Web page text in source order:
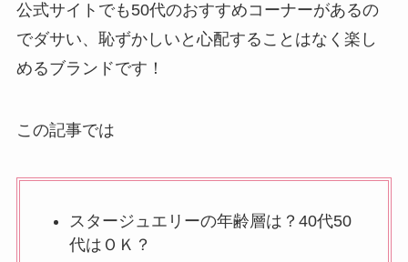
公式サイトでも50代のおすすめコーナーがあるの
でダサい、恥ずかしいと心配することはなく楽し
めるブランドです！
この記事では
スタージュエリーの年齢層は？40代50
代はＯＫ？